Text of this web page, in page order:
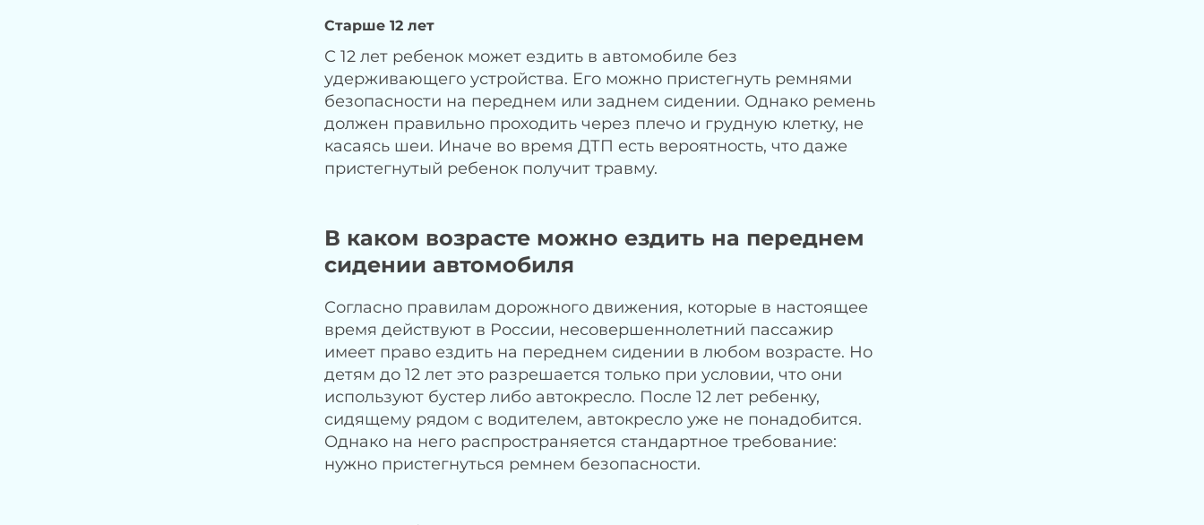
Старше 12 лет
С 12 лет ребенок может ездить в автомобиле без
удерживающего устройства. Его можно пристегнуть ремнями
безопасности на переднем или заднем сидении. Однако ремень
должен правильно проходить через плечо и грудную клетку, не
касаясь шеи. Иначе во время ДТП есть вероятность, что даже
пристегнутый ребенок получит травму.
В каком возрасте можно ездить на переднем
сидении автомобиля
Согласно правилам дорожного движения, которые в настоящее
время действуют в России, несовершеннолетний пассажир
имеет право ездить на переднем сидении в любом возрасте. Но
детям до 12 лет это разрешается только при условии, что они
используют бустер либо автокресло. После 12 лет ребенку,
сидящему рядом с водителем, автокресло уже не понадобится.
Однако на него распространяется стандартное требование:
нужно пристегнуться ремнем безопасности.